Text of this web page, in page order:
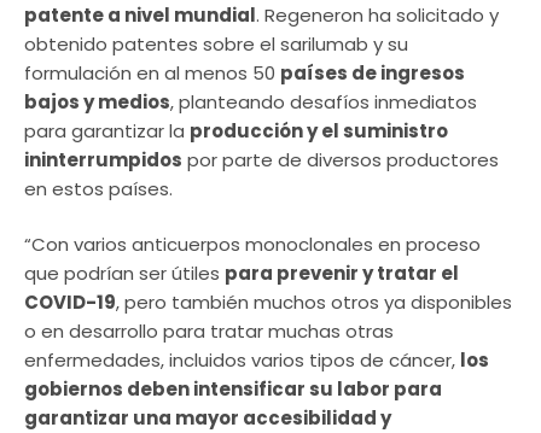
patente a nivel mundial. Regeneron ha solicitado y
obtenido patentes sobre el sarilumab y su
formulación en al menos 50 países de ingresos
bajos y medios, planteando desafíos inmediatos
para garantizar la producción y el suministro
ininterrumpidos por parte de diversos productores
en estos países.
“Con varios anticuerpos monoclonales en proceso
que podrían ser útiles para prevenir y tratar el
COVID-19, pero también muchos otros ya disponibles
o en desarrollo para tratar muchas otras
enfermedades, incluidos varios tipos de cáncer, los
gobiernos deben intensificar su labor para
garantizar una mayor accesibilidad y